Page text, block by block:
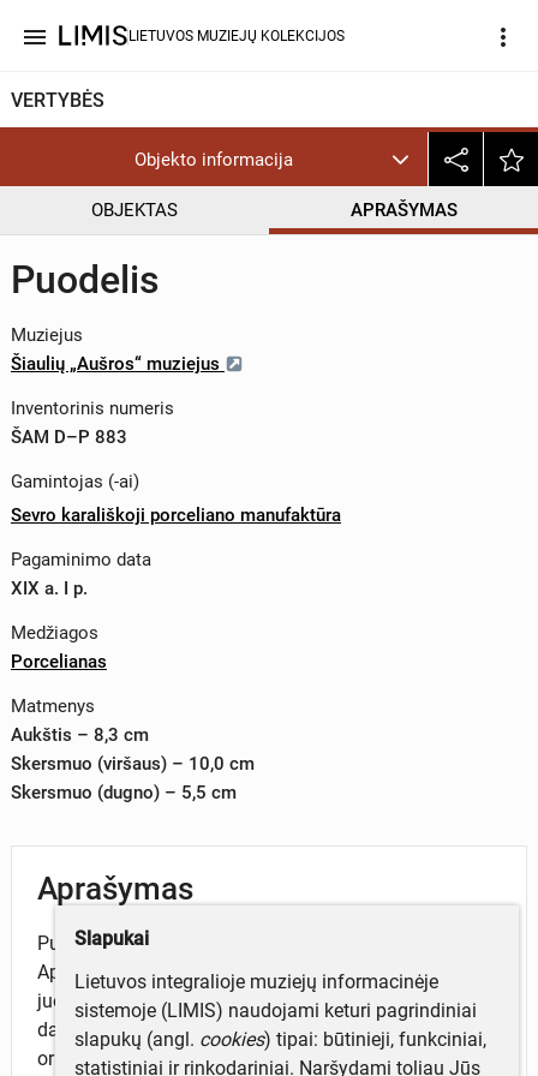
menu LIETUVOS MUZIEJŲ KOLEKCIJOS more_vert
VERTYBĖS
Objekto informacija
OBJEKTAS APRAŠYMAS
Puodelis
Muziejus
Šiaulių „Aušros“ muziejus
Inventorinis numeris
ŠAM D–P 883
Gamintojas (-ai)
Sevro karališkoji porceliano manufaktūra
Pagaminimo data
XIX a. I p.
Medžiagos
Porcelianas
Matmenys
Aukštis – 8,3 cm
Skersmuo (viršaus) – 10,0 cm
Skersmuo (dugno) – 5,5 cm
Aprašymas
Puodelis ritinio formos, viršuje platėjantis, su ąsele.
Apatinė puodelio dalis alyvinės spalvos. Viršutinę dalį
juosia baltas frizas su šonuose tapytais
daugiaspalviais ir aukso spalvos augaliniais
ornamentais. Priekyje medalione aukso raidėmis
Slapukai
Lietuvos integralioje muziejų informacinėje
sistemoje (LIMIS) naudojami keturi pagrindiniai
slapukų (angl. cookies) tipai: būtinieji, funkciniai,
statistiniai ir rinkodariniai. Naršydami toliau Jūs